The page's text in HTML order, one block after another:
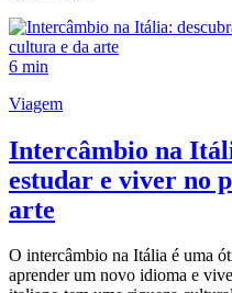
6 min
Viagem
Intercâmbio na
estudar e viver no
arte
O intercâmbio na Itália é uma
aprender um novo idioma e